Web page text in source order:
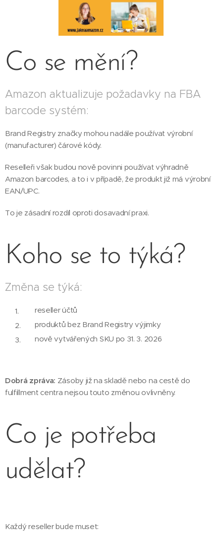
Co se mění?
Amazon aktualizuje požadavky na FBA
barcode systém:
Brand Registry značky mohou nadále používat výrobní
(manufacturer) čárové kódy.
Reselleři však budou nově povinni používat výhradně
Amazon barcodes, a to i v případě, že produkt již má výrobní
EAN/UPC.
To je zásadní rozdíl oproti dosavadní praxi.
Koho se to týká?
Změna se týká:
reseller účtů
produktů bez Brand Registry výjimky
nově vytvářených SKU po 31. 3. 2026
Dobrá zpráva: Zásoby již na skladě nebo na cestě do
fulfillment centra nejsou touto změnou ovlivněny.
Co je potřeba
udělat?
Každý reseller bude muset: